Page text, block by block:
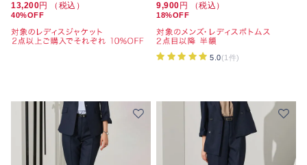
13,200円 （税込）
40%OFF
9,900 円 （税込）
18%OFF
5.0(1件)